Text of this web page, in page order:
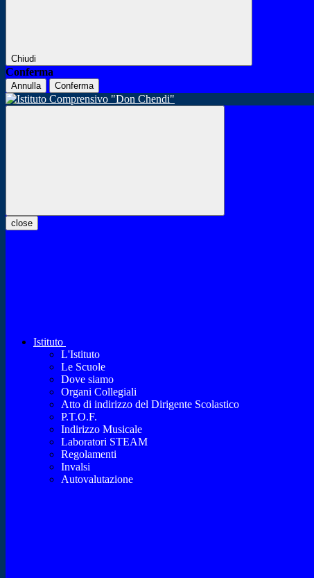
Chiudi
Conferma
Annulla Conferma
close
Istituto
L'Istituto
Le Scuole
Dove siamo
Organi Collegiali
Atto di indirizzo del Dirigente Scolastico
P.T.O.F.
Indirizzo Musicale
Laboratori STEAM
Regolamenti
Invalsi
Autovalutazione